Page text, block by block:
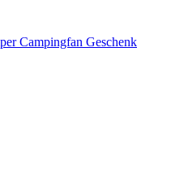
Campingfan Geschenk